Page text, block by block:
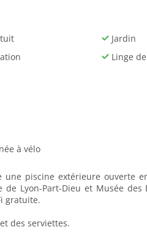
Jardin
Linge
à vélo
une piscine extérieure ouverte
Lyon-Part-Dieu et Musée des
gratuite.
des serviettes.